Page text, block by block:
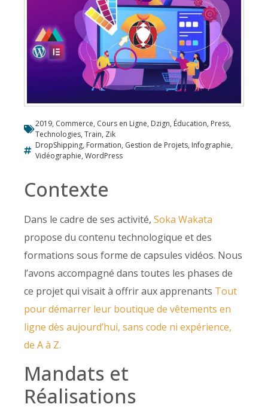
2019, Commerce, Cours en Ligne, Dzign, Éducation, Press,
Technologies, Train, Zik
DropShipping, Formation, Gestion de Projets, Infographie,
Vidéographie, WordPress
Contexte
Dans le cadre de ses activité, Soka Wakata
propose du contenu technologique et des
formations sous forme de capsules vidéos. Nous
l’avons accompagné dans toutes les phases de
ce projet qui visait à offrir aux apprenants Tout
pour démarrer leur boutique de vêtements en
ligne dès aujourd’hui, sans code ni expérience,
de A à Z.
Mandats et
Réalisations